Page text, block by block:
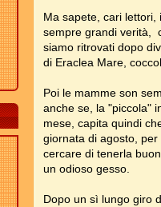
Ma sapete, cari lettori,
sempre grandi verità,
siamo ritrovati dopo
di Eraclea Mare,
Poi le mamme son
anche se, la "piccola"
mese, capita quindi
giornata di agosto,
cercare di tenerla
un odioso gesso.
Dopo un sì lungo giro